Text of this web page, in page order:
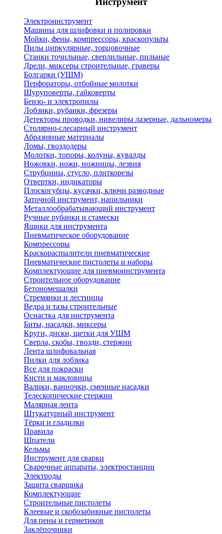
Электроинструмент
Машины для шлифовки и полировки
Мойки, фены, компрессоры, краскопульты
Пилы циркулярные, торцовочные
Станки точильные, сверлильные, пильные
Дрели, миксеры строительные, граверы
Болгарки (УШМ)
Перфораторы, отбойные молотки
Шуруповерты, гайковерты
Бензо- и электропилы
Лобзики, рубанки, фрезеры
Детекторы проводки, нивелиры лазерные, дальномеры
Столярно-слесарный инструмент
Абразивные материалы
Ломы, гвоздодеры
Молотки, топоры, колуны, кувалды
Ножовки, ножи, ножницы, лезвия
Струбцины, стусло, плиткорезы
Отвертки, индикаторы
Плоскогубцы, кусачки, ключи разводные
Заточной инструмент, напильники
Металлообрабатывающий инструмент
Ручные рубанки и стамески
Ящики для инструмента
Пневматическое оборудование
Компрессоры
Краскораспылители пневматические
Пневматические пистолеты и наборы
Комплектующие для пневмоинструмента
Строительное оборудование
Бетономешалки
Стремянки и лестницы
Ведра и тазы строительные
Оснастка для инструмента
Биты, насадки, миксеры
Круги, диски, щетки для УШМ
Сверла, скобы, гвозди, стержни
Лента шлифовальная
Пилки для лобзика
Все для покраски
Кисти и макловицы
Валики, ванночки, сменные насадки
Телескопические стержни
Малярная лента
Штукатурный инструмент
Тёрки и гладилки
Правила
Шпатели
Кельмы
Инструмент для сварки
Сварочные аппараты, электростанции
Электроды
Защита сварщика
Комплектующие
Строительные пистолеты
Клеевые и скобозабивные пистолеты
Для пены и герметиков
Заклёпочники